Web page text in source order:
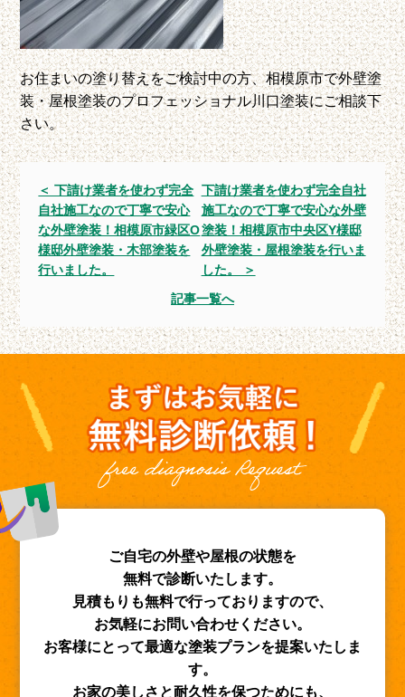
お住まいの塗り替えをご検討中の方、相模原市で外壁塗
装・屋根塗装のプロフェッショナル川口塗装にご相談下
さい。
＜ 下請け業者を使わず完全
自社施工なので丁寧で安心
な外壁塗装！相模原市緑区O
様邸外壁塗装・木部塗装を
行いました。
下請け業者を使わず完全自社
施工なので丁寧で安心な外壁
塗装！相模原市中央区Y様邸
外壁塗装・屋根塗装を行いま
した。 ＞
記事一覧へ
ご自宅の外壁や屋根の状態を
無料で診断いたします。
見積もりも無料で行っておりますので、
お気軽にお問い合わせください。
お客様にとって最適な塗装プランを提案いたしま
す。
お家の美しさと耐久性を保つためにも、